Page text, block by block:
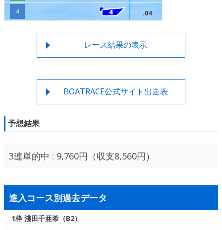
4 .04
レース結果の表示
BOATRACE公式サイト出走表
予想結果
3連単的中 : 9,760円（収支8,560円）
進入コース別過去データ
1枠 淺田千亜希（B2）